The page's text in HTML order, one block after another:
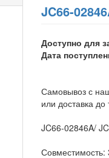
JC66-
Доступно для
Дата
Самовывоз с
или доставка
JC66-02846A/